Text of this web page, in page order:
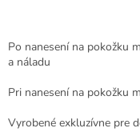
Po nanesení na pokožku
a náladu
Pri nanesení na pokožku
Vyrobené exkluzívne pre